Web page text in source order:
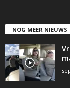
NOG MEER NIEUWS